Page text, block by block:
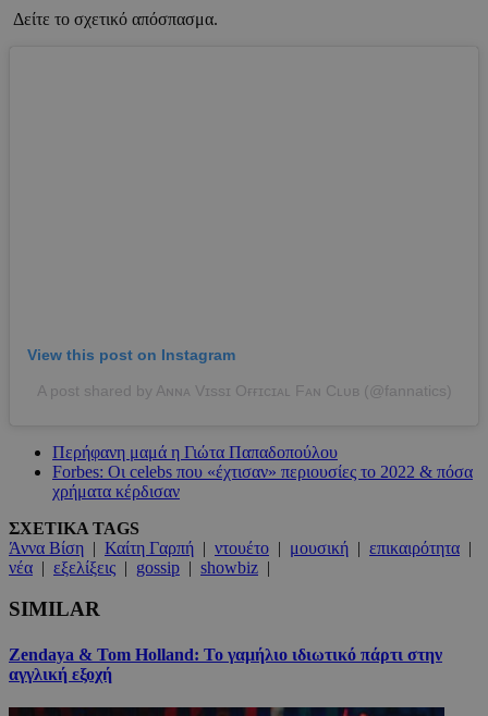
Δείτε το σχετικό απόσπασμα.
View this post on Instagram
A post shared by Aɴɴᴀ Vɪssɪ Oғғɪᴄɪᴀʟ Fᴀɴ Cʟᴜʙ (@fannatics)
Περήφανη μαμά η Γιώτα Παπαδοπούλου
Forbes: Οι celebs που «έχτισαν» περιουσίες το 2022 & πόσα
χρήματα κέρδισαν
ΣΧΕΤΙΚΑ TAGS
Άννα Βίση | Καίτη Γαρπή | ντουέτο | μουσική | επικαιρότητα |
νέα | εξελίξεις | gossip | showbiz |
SIMILAR
Zendaya & Tom Holland: Το γαμήλιο ιδιωτικό πάρτι στην
αγγλική εξοχή